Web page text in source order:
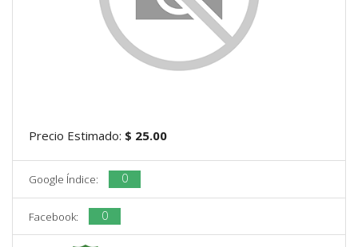
Precio Estimado: $ 25.00
Google Índice: 0
Facebook: 0